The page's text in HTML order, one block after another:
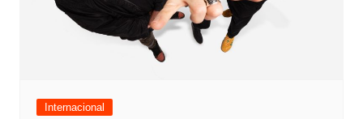
Internacional